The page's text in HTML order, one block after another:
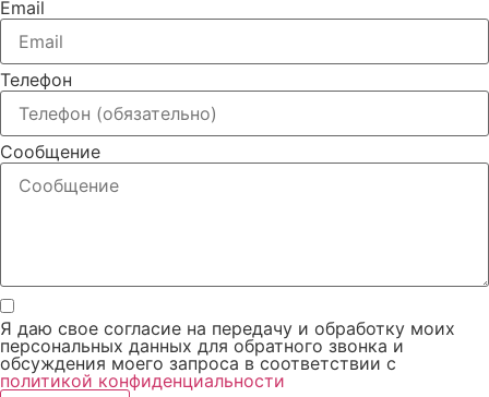
Email
Телефон
Сообщение
Я даю свое согласие на передачу и обработку моих
персональных данных для обратного звонка и
обсуждения моего запроса в соответствии с
политикой конфиденциальности